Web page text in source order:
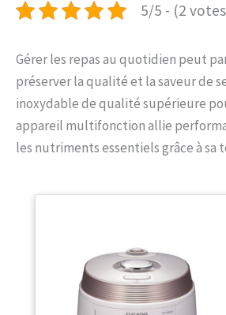
5/5 - (2
Gérer les repas au quotidien peut
préserver la qualité et la saveur de
inoxydable de qualité supérieure
appareil multifonction allie
les nutriments essentiels grâce à sa